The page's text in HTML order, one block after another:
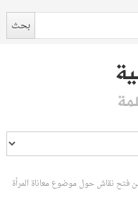
فتح نقاش حول موضوع معاناة المرأة